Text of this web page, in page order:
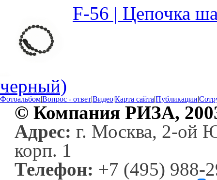
F-56 | Цепочка
черный)
Фотоальбом|Вопрос - ответ|Видео|Карта сайта|Публикации|
© Компания РИЗА,
Адрес: г. Москва, 2-ой
корп. 1
Телефон: +7 (495) 988-